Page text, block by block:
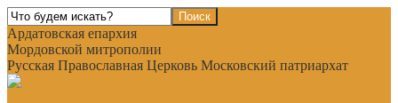
Ардатовская епархия
Мордовской митрополии
Русская Православная Церковь Московский патриархат